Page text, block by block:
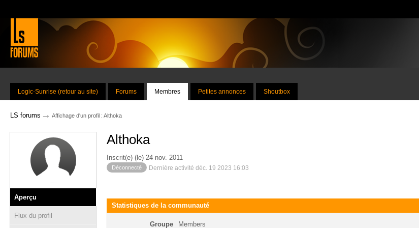
Logic-Sunrise (retour au site) Forums Membres Petites annonces Shoutbox
LS forums → Affichage d'un profil : Althoka
Aperçu
Flux du profil
Althoka
Inscrit(e) (le) 24 nov. 2011
Déconnecté Dernière activité déc. 19 2023 16:03
Statistiques de la communauté
Groupe Members